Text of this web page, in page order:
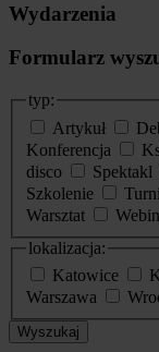
Wydarzenia
Formularz
typ:
Artykuł
Konferencja
disco
Spektakl
Szkolenie
Warsztat
lokalizacja:
Katowice
Warszawa
Wyszukaj